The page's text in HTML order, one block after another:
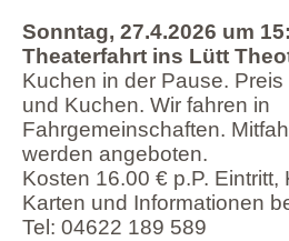
Sonntag, 27.4.2026 um
Theaterfahrt ins Lütt
Kuchen in der Pause. Preis
und Kuchen. Wir fahren in
Fahrgemeinschaften.
werden angeboten.
Kosten 16.00 € p.P. Eintritt,
Karten und Informationen
Tel: 04622 189 589